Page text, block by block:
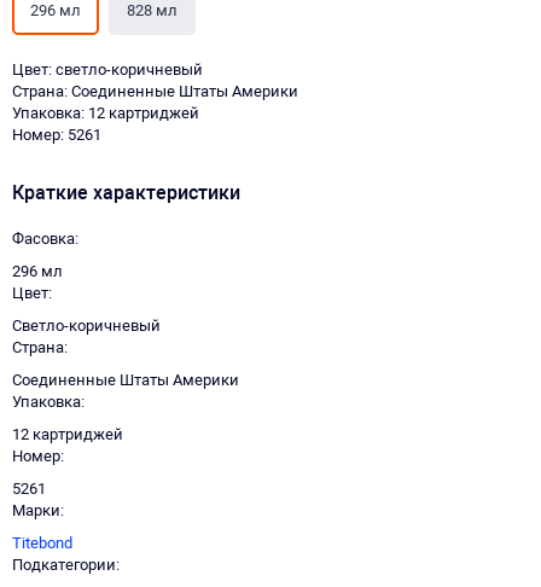
296 мл 828 мл
Цвет: светло-коричневый
Страна: Соединенные Штаты Америки
Упаковка: 12 картриджей
Номер: 5261
Краткие характеристики
Фасовка
296 мл
Цвет
Светло-коричневый
Страна
Соединенные Штаты Америки
Упаковка
12 картриджей
Номер
5261
Марки
Titebond
Подкатегории